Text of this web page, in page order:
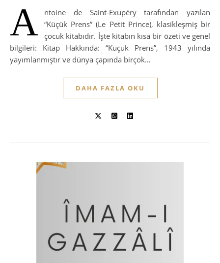
A
ntoine de Saint-Exupéry tarafından yazılan
“Küçük Prens” (Le Petit Prince), klasikleşmiş bir
çocuk kitabıdır. İşte kitabın kısa bir özeti ve genel
bilgileri: Kitap Hakkında: “Küçük Prens”, 1943 yılında
yayımlanmıştır ve dünya çapında birçok…
DAHA FAZLA OKU